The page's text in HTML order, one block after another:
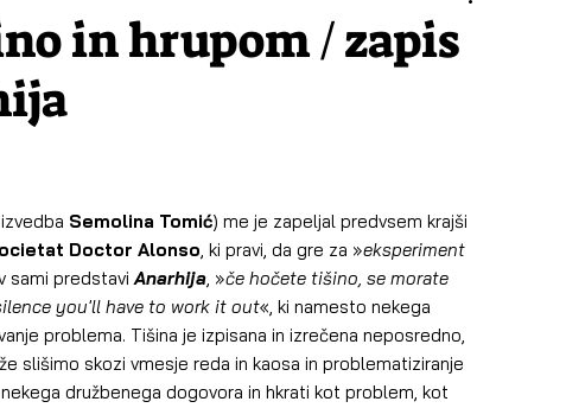
in hrupom / zapis
Semolina Tomić) me je zapeljal predvsem krajši
Doctor Alonso, ki pravi, da gre za »eksperiment
sami predstavi Anarhija, »če hočete tišino, se morate
you'll have to work it out«, ki namesto nekega
problema. Tišina je izpisana in izrečena neposredno,
slišimo skozi vmesje reda in kaosa in problematiziranje
družbenega dogovora in hkrati kot problem, kot